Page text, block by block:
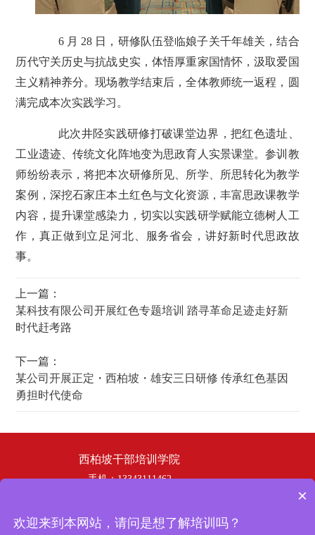
6 月 28 日，研修队伍登临娘子关千年雄关，结合
历代守关历史与抗战史实，体悟厚重家国情怀，汲取爱国
主义精神养分。现场教学结束后，全体教师统一返程，圆
满完成本次实践学习。
此次井陉实践研修打破课堂边界，把红色遗址、
工业遗迹、传统文化阵地变为思政育人实景课堂。参训教
师纷纷表示，将把本次研修所见、所学、所思转化为教学
案例，深挖石家庄本土红色与文化资源，丰富思政课教学
内容，提升课堂感染力，切实以实践研学赋能立德树人工
作，真正做到立足河北、服务省会，讲好新时代思政故
事。
上一篇：
某科技有限公司开展红色专题培训 踏寻革命足迹走好新
时代赶考路
下一篇：
某公司开展正定・西柏坡・雄安三日研修 传承红色基因
勇担时代使命
西柏坡干部培训学院
手机：13343111462
地址：西柏坡干部培训学院
×
欢迎来到本网站，请问是想了解培训吗？